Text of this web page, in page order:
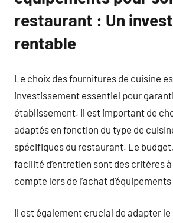
restaurant : Un
rentable
Le choix des fournitures de cuisine
investissement essentiel pour
établissement. Il est important de
adaptés en fonction du type de
spécifiques du restaurant. Le
facilité d’entretien sont des critères
compte lors de l’achat
Il est également crucial de adapter